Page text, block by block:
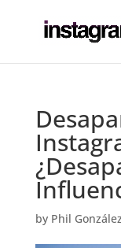
by Phil González